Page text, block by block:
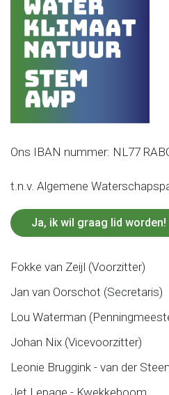
Ons IBAN nummer: NL77
t.n.v. Algemene
Ja, ik wil graag lid worden!
Fokke van Zeijl (Voorzitter)
Jan van Oorschot (Secretaris)
Lou Waterman
Johan Nix (Vicevoorzitter)
Leonie Bruggink - van der Steen
Jet Lepage - Kwekkeboom